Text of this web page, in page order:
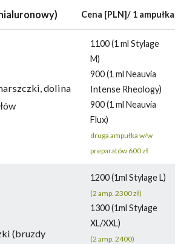
Cena [PLN]/ 1 ampułka
dolina
1100 (1 ml Stylage
M)
900 (1 ml Neauvia
Intense Rheology)
900 (1 ml Neauvia
Flux)
druga ampułka w/w
preparatów 600 zł
(bruzdy
1200 (1ml Stylage L)
(2 amp. 2300 zł)
1300 (1ml Stylage
XL/XXL)
(2 amp. 2400)